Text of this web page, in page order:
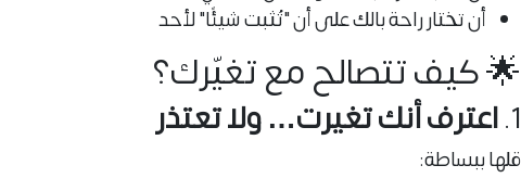
أن تختار راحة بالك على أن "تُثبت شيئًا" لأحد
🌟 كيف تتصالح مع تغيّرك؟
1. اعترف أنك تغيرت… ولا تعتذر
قلها ببساطة: